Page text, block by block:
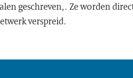
geschreven,. Ze worden
verspreid.